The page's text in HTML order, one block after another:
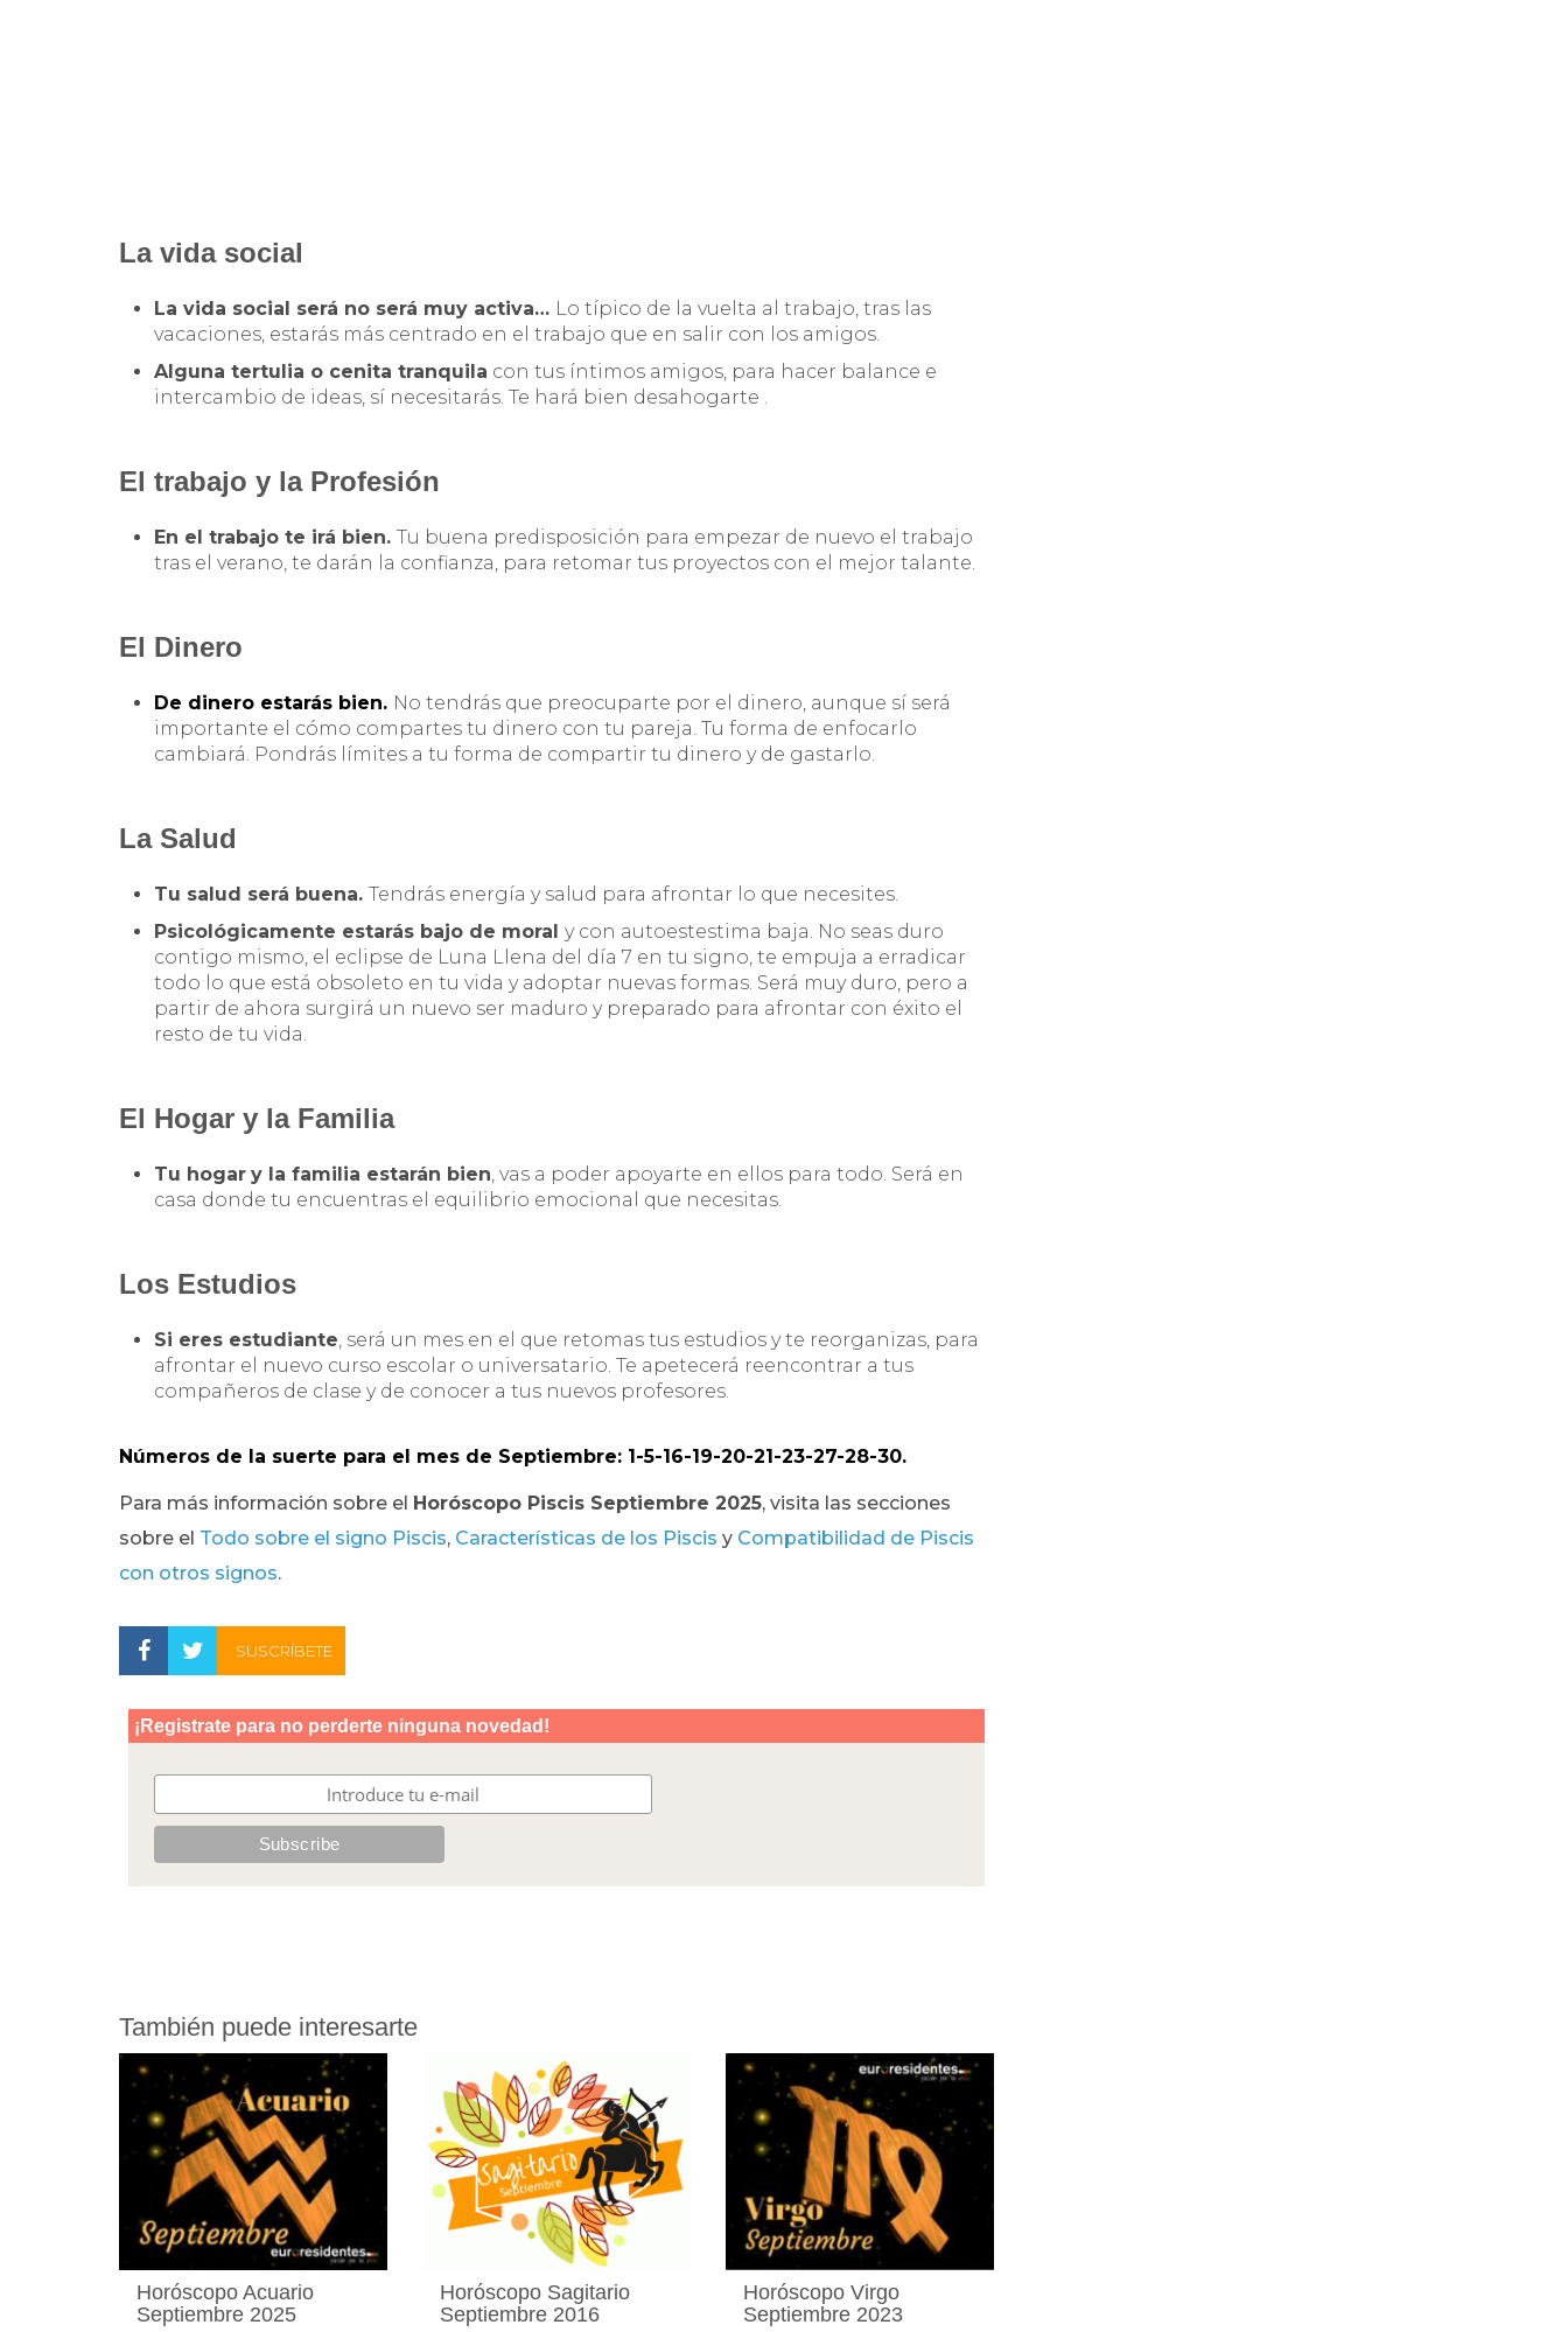
La vida social
La vida social será no será muy activa… Lo típico de la vuelta al trabajo, tras las
vacaciones, estarás más centrado en el trabajo que en salir con los amigos.
Alguna tertulia o cenita tranquila con tus íntimos amigos, para hacer balance e
intercambio de ideas, sí necesitarás. Te hará bien desahogarte .
El trabajo y la Profesión
En el trabajo te irá bien. Tu buena predisposición para empezar de nuevo el trabajo
tras el verano, te darán la confianza, para retomar tus proyectos con el mejor talante.
El Dinero
De dinero estarás bien. No tendrás que preocuparte por el dinero, aunque sí será
importante el cómo compartes tu dinero con tu pareja. Tu forma de enfocarlo
cambiará. Pondrás límites a tu forma de compartir tu dinero y de gastarlo.
La Salud
Tu salud será buena. Tendrás energía y salud para afrontar lo que necesites.
Psicológicamente estarás bajo de moral y con autoestestima baja. No seas duro
contigo mismo, el eclipse de Luna Llena del día 7 en tu signo, te empuja a erradicar
todo lo que está obsoleto en tu vida y adoptar nuevas formas. Será muy duro, pero a
partir de ahora surgirá un nuevo ser maduro y preparado para afrontar con éxito el
resto de tu vida.
El Hogar y la Familia
Tu hogar y la familia estarán bien, vas a poder apoyarte en ellos para todo. Será en
casa donde tu encuentras el equilibrio emocional que necesitas.
Los Estudios
Si eres estudiante, será un mes en el que retomas tus estudios y te reorganizas, para
afrontar el nuevo curso escolar o universatario. Te apetecerá reencontrar a tus
compañeros de clase y de conocer a tus nuevos profesores.
Números de la suerte para el mes de Septiembre: 1-5-16-19-20-21-23-27-28-30.
Para más información sobre el Horóscopo Piscis Septiembre 2025, visita las secciones
sobre el Todo sobre el signo Piscis, Características de los Piscis y Compatibilidad de Piscis
con otros signos.
SUSCRÍBETE
También puede interesarte
Horóscopo Acuario
Septiembre 2025
Horóscopo Sagitario
Septiembre 2016
Horóscopo Virgo
Septiembre 2023